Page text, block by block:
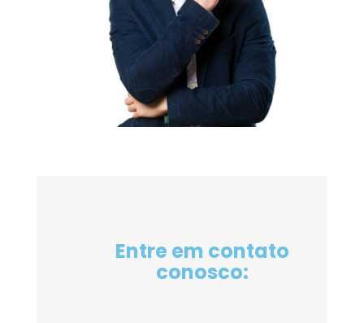
Entre em contato
conosco: